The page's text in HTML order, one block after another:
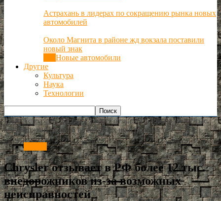
Астрахань в лидерах по сокращению рынка новых
автомобилей
Около Магнита в районе жд вокзала поставили
новый знак
Новые автомобили
Другие
Культура
Наука
Технологии
РИА Астрахань Россия Chrysler отзывает в РФ более 12 тыс.
внедорожников из-за возможных неисправностей
Chrysler отзывает в РФ более 12 тыс.
внедорожников из-за возможных
неисправностей